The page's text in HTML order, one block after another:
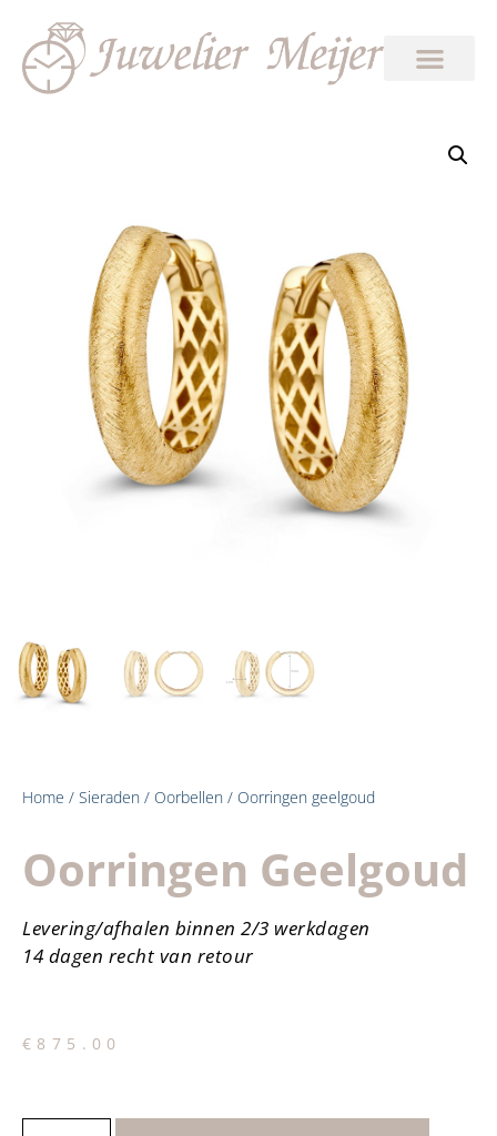
Home / Sieraden / Oorbellen / Oorringen geelgoud
Oorringen Geelgoud
Levering/afhalen binnen 2/3 werkdagen
14 dagen recht van retour
€ 875.00